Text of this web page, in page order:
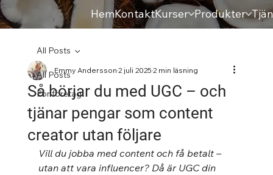
HemKontaktKurser Produkter
All Posts
För företag
All Posts
Så börjar du med UGC – och
tjänar pengar som content
creator utan följare
Emmy Andersson2 juli 20252 min läsning
Vill du jobba med content och få betalt –
utan att vara influencer? Då är UGC din